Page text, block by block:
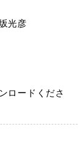
光彦
ロードくださ